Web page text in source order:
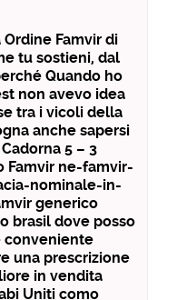
Famvir di
tu sostieni, dal
Quando ho
non avevo idea
tra i vicoli della
anche sapersi
5 – 3
Famvir ne-famvir-
nominale-in-
generico
brasil dove posso
conveniente
una prescrizione
in vendita
Uniti como